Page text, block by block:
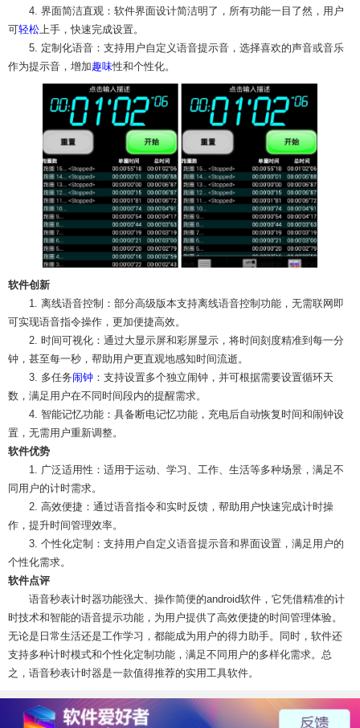
4. 界面简洁直观：软件界面设计简洁明了，所有功能一目了然，用户
可轻松上手，快速完成设置。
5. 定制化语音：支持用户自定义语音提示音，选择喜欢的声音或音乐
作为提示音，增加趣味性和个性化。
软件创新
1. 离线语音控制：部分高级版本支持离线语音控制功能，无需联网即
可实现语音指令操作，更加便捷高效。
2. 时间可视化：通过大显示屏和彩屏显示，将时间刻度精准到每一分
钟，甚至每一秒，帮助用户更直观地感知时间流逝。
3. 多任务闹钟 ：支持设置多个独立闹钟，并可根据需要设置循环天
数，满足用户在不同时间段内的提醒需求。
4. 智能记忆功能：具备断电记忆功能，充电后自动恢复时间和闹钟设
置，无需用户重新调整。
软件优势
1. 广泛适用性：适用于运动、学习、工作、生活等多种场景，满足不
同用户的计时需求。
2. 高效便捷：通过语音指令和实时反馈，帮助用户快速完成计时操
作，提升时间管理效率。
3. 个性化定制：支持用户自定义语音提示音和界面设置，满足用户的
个性化需求。
软件点评
语音秒表计时器功能强大、操作简便的android软件，它凭借精准的计
时技术和智能的语音提示功能，为用户提供了高效便捷的时间管理体验。
无论是日常生活还是工作学习，都能成为用户的得力助手。同时，软件还
支持多种计时模式和个性化定制功能，满足不同用户的多样化需求。总
之，语音秒表计时器是一款值得推荐的实用工具软件。